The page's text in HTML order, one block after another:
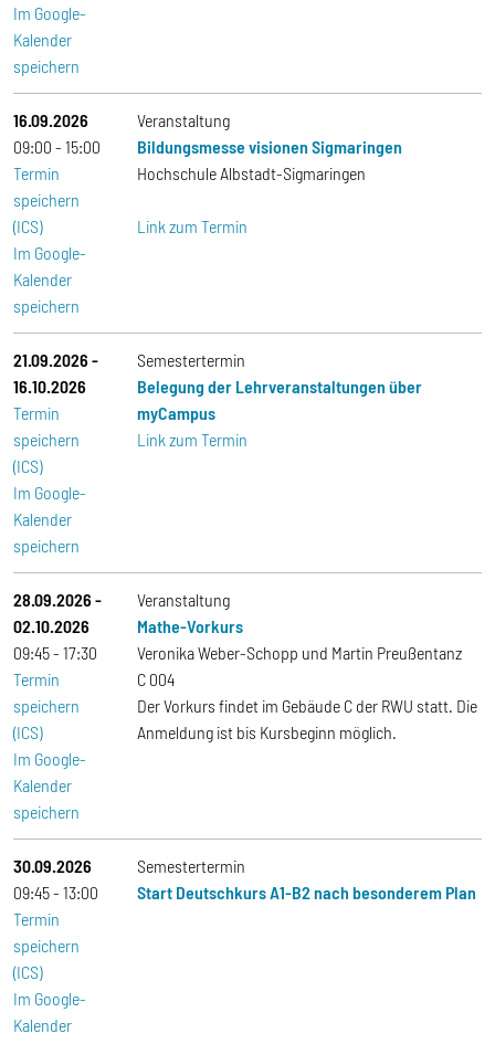
Im Google-
Kalender
speichern
16.09.2026
09:00
15:00
Termin
speichern
(ICS)
Im Google-
Kalender
speichern
Veranstaltung
Bildungsmesse visionen Sigmaringen
Hochschule Albstadt-Sigmaringen
Link zum Termin
21.09.2026-
16.10.2026
Termin
speichern
(ICS)
Im Google-
Kalender
speichern
Semestertermin
Belegung der Lehrveranstaltungen über
myCampus
Link zum Termin
28.09.2026-
02.10.2026
09:45
17:30
Termin
speichern
(ICS)
Im Google-
Kalender
speichern
Veranstaltung
Mathe-Vorkurs
Veronika Weber-Schopp und Martin Preußentanz
C 004
Der Vorkurs findet im Gebäude C der RWU statt. Die
Anmeldung ist bis Kursbeginn möglich.
30.09.2026
09:45
13:00
Termin
speichern
(ICS)
Im Google-
Kalender
Semestertermin
Start Deutschkurs A1-B2 nach besonderem Plan